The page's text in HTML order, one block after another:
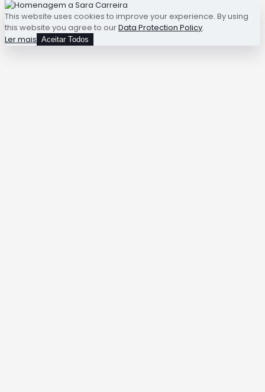
This website uses cookies to improve your experience. By using
this website you agree to ourData Protection Policy.
Ler mais Aceitar Todos